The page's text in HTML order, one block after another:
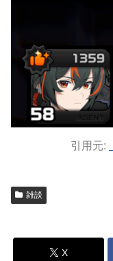
引用元:
雑談
X